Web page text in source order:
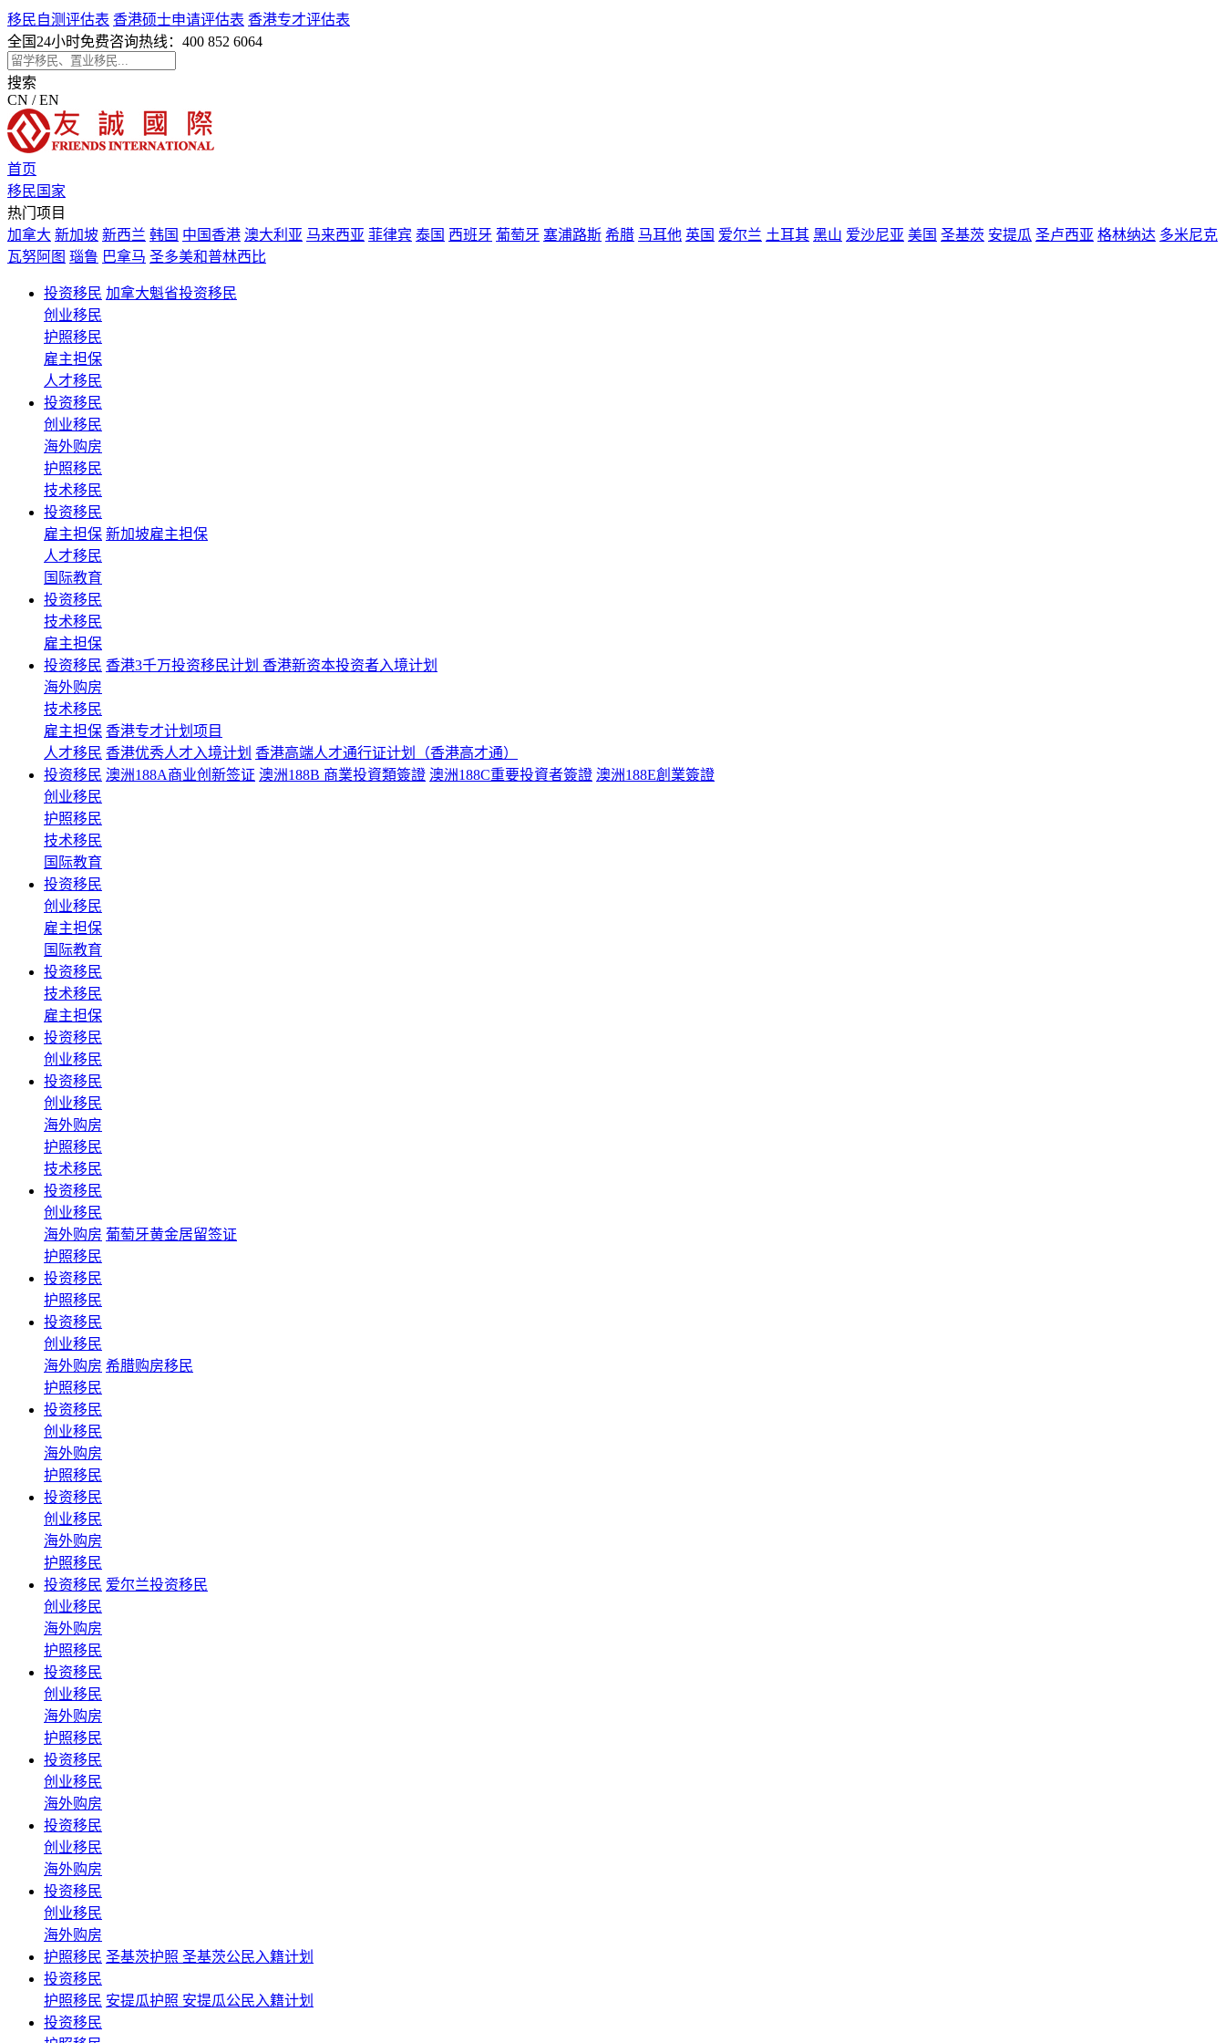
移民自测评估表 香港硕士申请评估表 香港专才评估表
全国24小时免费咨询热线： 400 852 6064
搜索
CN / EN
首页
移民国家
热门项目
加拿大 新加坡 新西兰 韩国 中国香港 澳大利亚 马来西亚 菲律宾 泰国 西班牙 葡萄牙 塞浦路斯 希腊 马耳他 英国 爱尔兰 土耳其 黑山 爱沙尼亚 美国 圣基茨 安提瓜 圣卢西亚 格林纳达 多米尼克
瓦努阿图 瑙鲁 巴拿马 圣多美和普林西比
投资移民 加拿大魁省投资移民
创业移民
护照移民
雇主担保
人才移民
投资移民
创业移民
海外购房
护照移民
技术移民
投资移民
雇主担保 新加坡雇主担保
人才移民
国际教育
投资移民
技术移民
雇主担保
投资移民 香港3千万投资移民计划 香港新资本投资者入境计划
海外购房
技术移民
雇主担保 香港专才计划项目
人才移民 香港优秀人才入境计划 香港高端人才通行证计划（香港高才通）
投资移民 澳洲188A商业创新签证 澳洲188B 商業投資類簽證 澳洲188C重要投資者簽證 澳洲188E創業簽證
创业移民
护照移民
技术移民
国际教育
投资移民
创业移民
雇主担保
国际教育
投资移民
技术移民
雇主担保
投资移民
创业移民
投资移民
创业移民
海外购房
护照移民
技术移民
投资移民
创业移民
海外购房 葡萄牙黄金居留签证
护照移民
投资移民
护照移民
投资移民
创业移民
海外购房 希腊购房移民
护照移民
投资移民
创业移民
海外购房
护照移民
投资移民
创业移民
海外购房
护照移民
投资移民 爱尔兰投资移民
创业移民
海外购房
护照移民
投资移民
创业移民
海外购房
护照移民
投资移民
创业移民
海外购房
投资移民
创业移民
海外购房
投资移民
创业移民
海外购房
护照移民 圣基茨护照 圣基茨公民入籍计划
投资移民
护照移民 安提瓜护照 安提瓜公民入籍计划
投资移民